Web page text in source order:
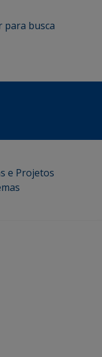
para busca
e Projetos